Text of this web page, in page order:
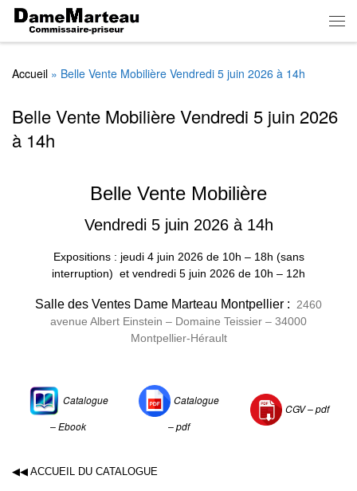
Skip to content
Accueil » Belle Vente Mobilière Vendredi 5 juin 2026 à 14h
Belle Vente Mobilière Vendredi 5 juin 2026
à 14h
Belle Vente Mobilière
Vendredi 5 juin 2026 à 14h
Expositions : jeudi 4 juin 2026de 10h – 18h (sans
interruption) et vendredi 5 juin 2026 de 10h – 12h
Salle des Ventes Dame Marteau Montpellier :
2460
avenue Albert Einstein – Domaine Teissier – 34000
Montpellier-Hérault
Catalogue
– Ebook
Catalogue
– pdf
CGV –pdf
◀◀ ACCUEIL DU CATALOGUE